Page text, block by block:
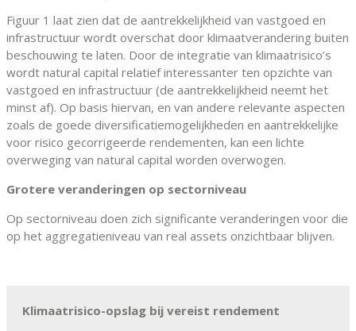
Figuur 1 laat zien dat de aantrekkelijkheid van vastgoed en
infrastructuur wordt overschat door klimaatverandering buiten
beschouwing te laten. Door de integratie van klimaatrisico’s
wordt natural capital relatief interessanter ten opzichte van
vastgoed en infrastructuur (de aantrekkelijkheid neemt het
minst af). Op basis hiervan, en van andere relevante aspecten
zoals de goede diversificatiemogelijkheden en aantrekkelijke
voor risico gecorrigeerde rendementen, kan een lichte
overweging van natural capital worden overwogen.
Grotere veranderingen op sectorniveau
Op sectorniveau doen zich significante veranderingen voor die
op het aggregatieniveau van real assets onzichtbaar blijven.
Klimaatrisico-opslag bij vereist rendement